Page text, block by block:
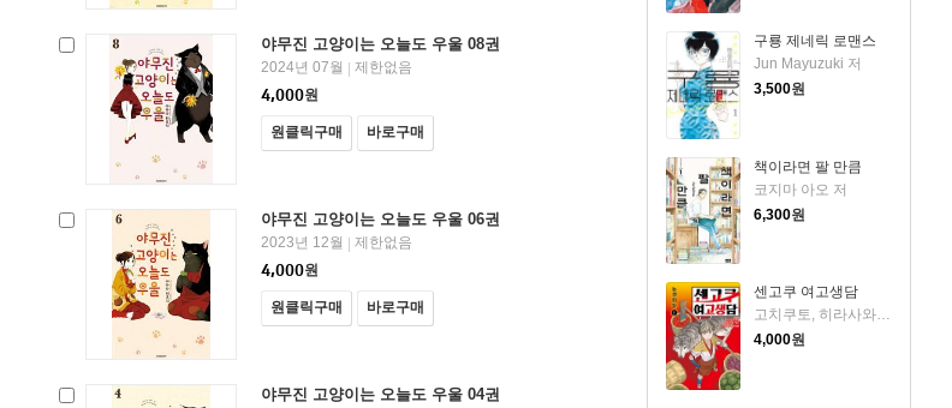
구룡 제네릭 로맨스
Jun Mayuzuki 저
3,500원
책이라면 팔 만큼
코지마 아오 저
6,300원
센고쿠 여고생담
고치쿠토, 히라사와 게코, 사와다 하지메 저
4,000원
야무진 고양이는 오늘도 우울 08권
2024년 07월
제한없음
4,000원
원클릭구매 바로구매
야무진 고양이는 오늘도 우울 06권
2023년 12월
제한없음
4,000원
원클릭구매 바로구매
야무진 고양이는 오늘도 우울 04권